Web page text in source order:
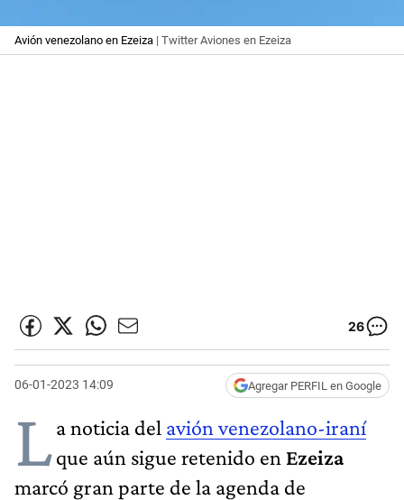
Avión venezolano en Ezeiza | Twitter Aviones en Ezeiza
26
06-01-2023 14:09 Agregar PERFIL en Google
La noticia del avión venezolano-iraní
que aún sigue retenido en Ezeiza
marcó gran parte de la agenda de